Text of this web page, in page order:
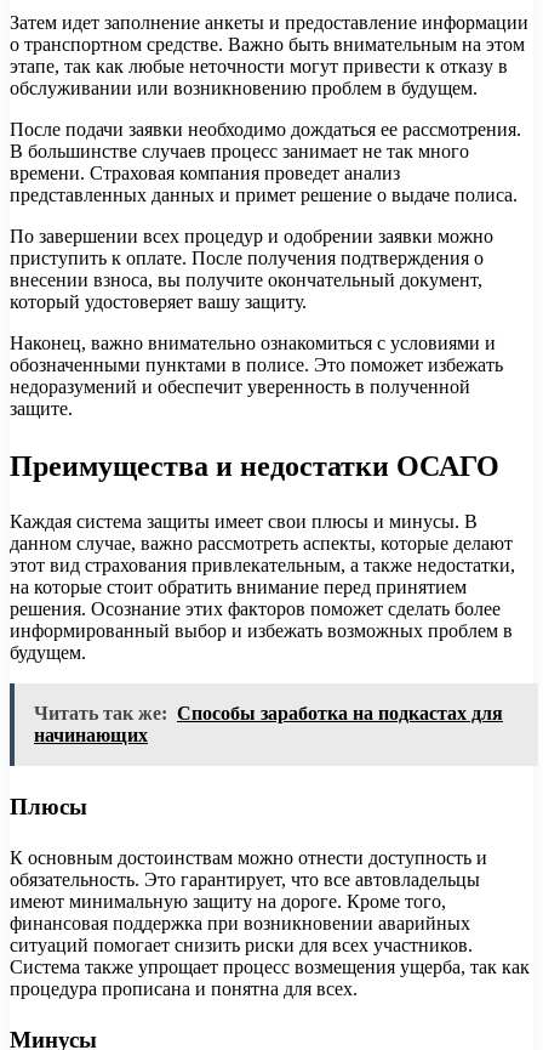
Затем идет заполнение анкеты и предоставление информации
о транспортном средстве. Важно быть внимательным на этом
этапе, так как любые неточности могут привести к отказу в
обслуживании или возникновению проблем в будущем.
После подачи заявки необходимо дождаться ее рассмотрения.
В большинстве случаев процесс занимает не так много
времени. Страховая компания проведет анализ
представленных данных и примет решение о выдаче полиса.
По завершении всех процедур и одобрении заявки можно
приступить к оплате. После получения подтверждения о
внесении взноса, вы получите окончательный документ,
который удостоверяет вашу защиту.
Наконец, важно внимательно ознакомиться с условиями и
обозначенными пунктами в полисе. Это поможет избежать
недоразумений и обеспечит уверенность в полученной
защите.
Преимущества и недостатки ОСАГО
Каждая система защиты имеет свои плюсы и минусы. В
данном случае, важно рассмотреть аспекты, которые делают
этот вид страхования привлекательным, а также недостатки,
на которые стоит обратить внимание перед принятием
решения. Осознание этих факторов поможет сделать более
информированный выбор и избежать возможных проблем в
будущем.
Читать так же: Способы заработка на подкастах для
начинающих
Плюсы
К основным достоинствам можно отнести доступность и
обязательность. Это гарантирует, что все автовладельцы
имеют минимальную защиту на дороге. Кроме того,
финансовая поддержка при возникновении аварийных
ситуаций помогает снизить риски для всех участников.
Система также упрощает процесс возмещения ущерба, так как
процедура прописана и понятна для всех.
Минусы